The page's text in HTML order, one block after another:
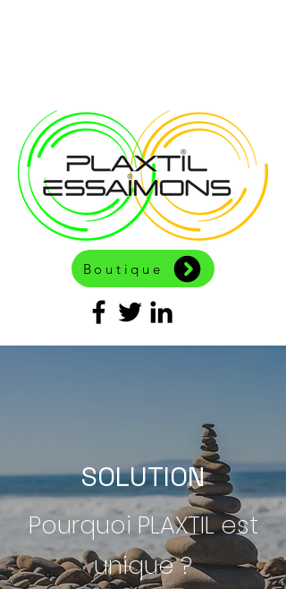
Boutique
SOLUTION
Pourquoi PLAXTIL est
unique ?